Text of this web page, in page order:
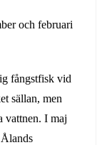
och februari
fångstfisk vid
sällan, men
vattnen. I maj